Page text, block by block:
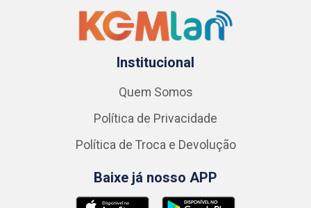
Institucional
Quem Somos
Política de Privacidade
Política de Troca e Devolução
Baixe já nosso APP